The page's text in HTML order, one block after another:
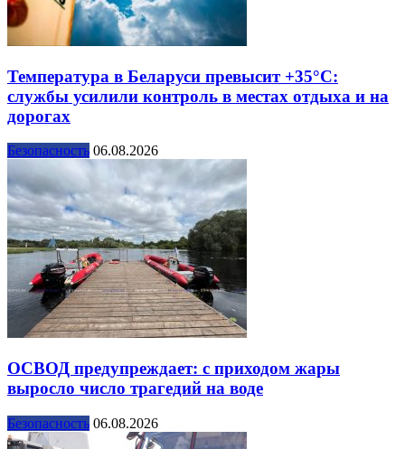
Температура в Беларуси превысит +35°С:
службы усилили контроль в местах отдыха и на
дорогах
Безопасность 06.08.2026
ОСВОД предупреждает: с приходом жары
выросло число трагедий на воде
Безопасность 06.08.2026